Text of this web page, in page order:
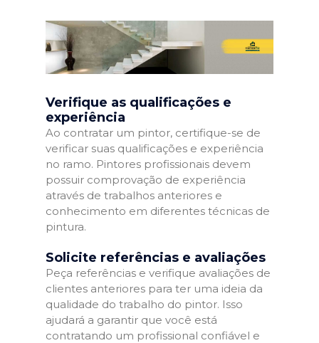
Verifique as qualificações e
experiência
Ao contratar um pintor, certifique-se de
verificar suas qualificações e experiência
no ramo. Pintores profissionais devem
possuir comprovação de experiência
através de trabalhos anteriores e
conhecimento em diferentes técnicas de
pintura.
Solicite referências e avaliações
Peça referências e verifique avaliações de
clientes anteriores para ter uma ideia da
qualidade do trabalho do pintor. Isso
ajudará a garantir que você está
contratando um profissional confiável e